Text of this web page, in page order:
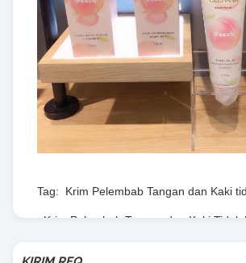
Tag: Krim Pelembab Tangan dan Kaki
Krim Pelembab Tangan dan Kaki Tidak